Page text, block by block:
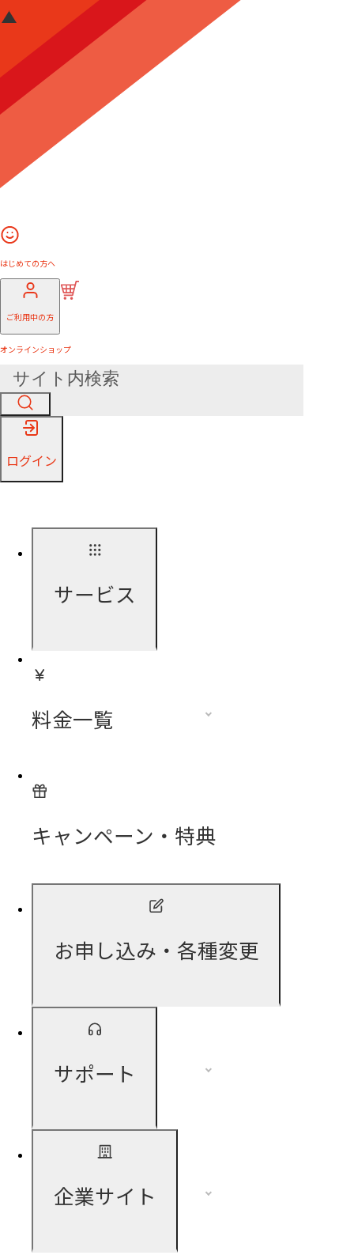
はじめての方へ
ご利用中の方
オンラインショップ
ログイン
サービス
料金一覧
キャンペーン・特典
お申し込み・各種変更
サポート
企業サイト